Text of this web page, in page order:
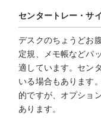
センタートレー・サ
デスクのちょうどお
定規、メモ帳などパ
適しています。セン
いる場合もあります
的ですが、オプショ
あります。